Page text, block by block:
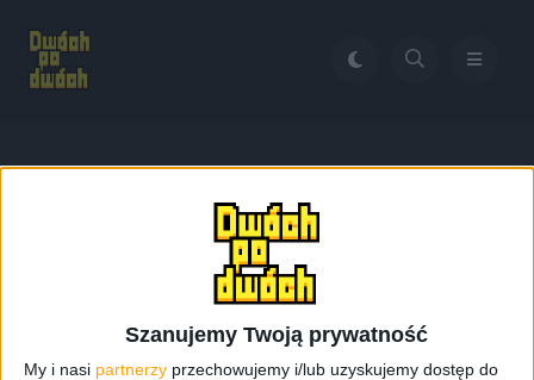
Szanujemy Twoją prywatność
My i nasi partnerzy przechowujemy i/lub uzyskujemy dostęp do
Suicide Squad: Kill the Justice League
Suicide Squad: Kill the
Justice League